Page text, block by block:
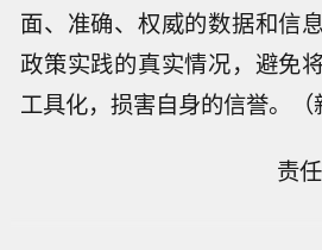
面、准确、权威的数据和信
政策实践的真实情况，避免
工具化，损害自身的信誉。（
责